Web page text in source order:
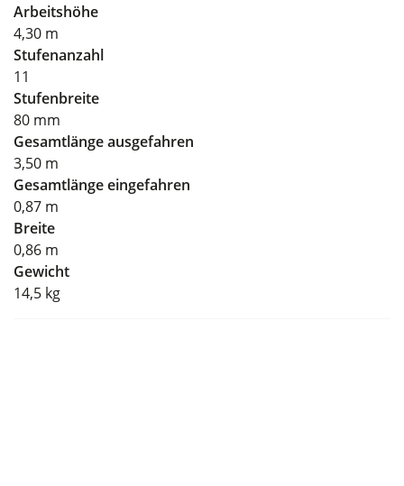
Arbeitshöhe
4,30 m
Stufenanzahl
11
Stufenbreite
80 mm
Gesamtlänge ausgefahren
3,50 m
Gesamtlänge eingefahren
0,87 m
Breite
0,86 m
Gewicht
14,5 kg